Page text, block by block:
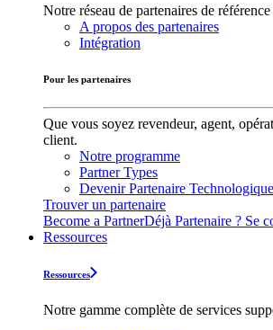
Notre réseau de partenaires de
A propos des partenaires
Intégration
Pour les partenaires
Que vous soyez revendeur, agent,
client.
Notre programme
Partner Types
Devenir Partenaire Technologique
Trouver un partenaire
Become a PartnerDéjà Partenaire ? Se
Ressources
Ressources
Notre gamme complète de services